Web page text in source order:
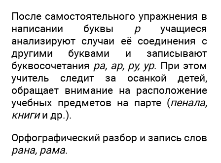
После самостоятельного упражнения в
написании буквы ручащиеся
анализируют случаи её соединения с
другими буквами и записывают
буквосочетания ра, ар, ру, ур. При этом
учитель следит за осанкой детей,
обращает внимание на расположение
учебных предметов на парте (пенала,
книгии др.).
Орфографический разбор и запись слов
рана, рама.